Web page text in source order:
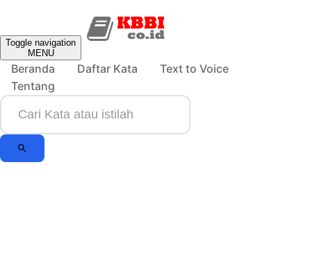
Toggle navigation
MENU
Beranda Daftar Kata
Text to Voice
Tentang